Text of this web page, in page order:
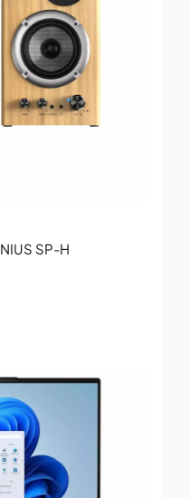
SP-H